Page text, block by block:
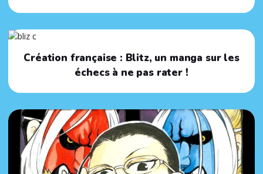
Création française : Blitz, un manga sur les
échecs à ne pas rater !